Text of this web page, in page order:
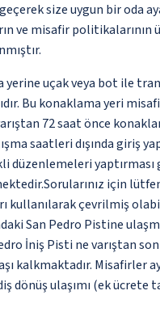
size uygun bir oda
ve misafir
uçak veya bot ile
Bu konaklama yeri
72 saat önce
saatleri dışında giriş
düzenlemeleri
için
çevrilmiş
San Pedro Pistine
İniş Pisti ne varıştan
kalkmaktadır. Misafirler
dönüş ulaşımı (ek